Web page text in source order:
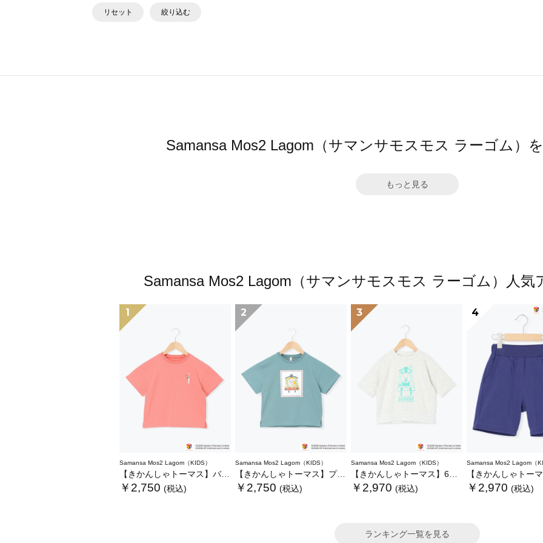
リセット 絞り込む
Samansa Mos2 Lagom（サマンサモスモス ラーゴム）
もっと見る
Samansa Mos2 Lagom（サマンサモスモス ラーゴム）人
1
Samansa Mos2 Lagom（KIDS）
【きかんしゃトーマス】バックプリントTシャツ
￥2,750 (税込)
2
Samansa Mos2 Lagom（KIDS）
【きかんしゃトーマス】プリントTシャツ
￥2,750 (税込)
3
Samansa Mos2 Lagom（KIDS）
【きかんしゃトーマス】6分袖スウェットTシャツ
￥2,970 (税込)
4
Samansa Mos2 Lagom（
【きかんしゃトーマス】ミニ裏毛
￥2,970 (税込)
ランキング一覧を見る